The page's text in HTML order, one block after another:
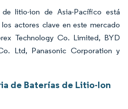
litio-ion de Asia-Pacífico está
actores clave en este mercado
Technology Co. Limited, BYD
Ltd, Panasonic Corporation y
de Baterías de Litio-Ion